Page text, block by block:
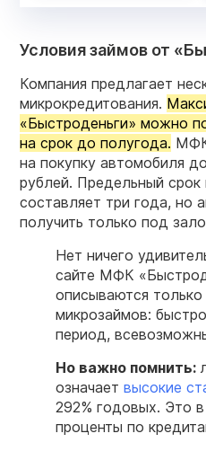
Условия займов от
Компания предлагает
микрокредитования.
«Быстроденьги» можно
на срок до полугода.
на покупку автомобиля
рублей. Предельный срок
составляет три года, но
получить только под
Нет ничего
сайте МФК «
описываются
микрозаймов:
период,
Но важно помнить:
означает высокие
292% годовых. Это
проценты по